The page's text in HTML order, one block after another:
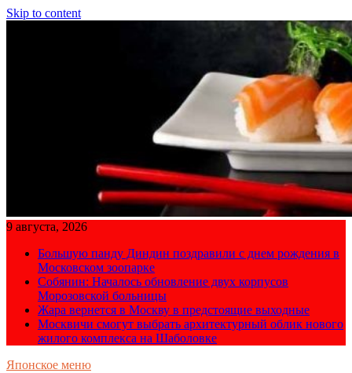
Skip to content
9 августа, 2026
Большую панду Диндин поздравили с днем рождения в
Московском зоопарке
Собянин: Началось обновление двух корпусов
Морозовской больницы
Жара вернется в Москву в предстоящие выходные
Москвичи смогут выбрать архитектурный облик нового
жилого комплекса на Шаболовке
Японское меню